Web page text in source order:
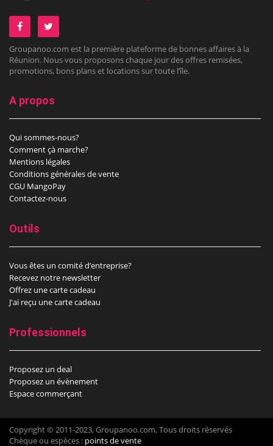
Groupanoo.com est la première plateforme de bonnes affaires à la
Réunion. Nous vous proposons chaque jour des offres remisées,
promotions, bons plans et locations sur toute l’île.
A propos
Qui sommes-nous?
Comment çà marche?
Mentions légales
Conditions générales de vente
CGU MangoPay
Contactez-nous
Outils
Vous êtes un comité d’entreprise?
Recevez notre newsletter
Offrez une carte cadeau
J'ai reçu une carte cadeau
Professionnels
Proposez un deal
Proposez un évènement
Espace commerçant
Copyright © 2011-2023, Groupanoo.com, Tous droits réservés
Chèque ou espèces : points de vente